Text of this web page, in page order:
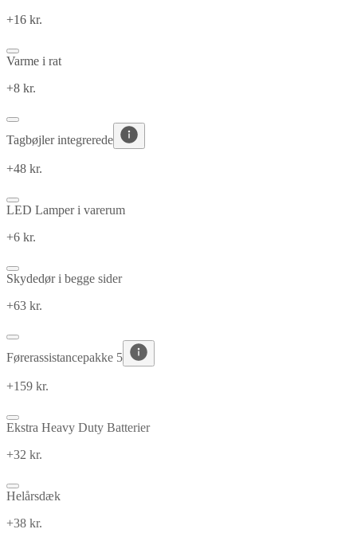
+16 kr.
Varme i rat
+8 kr.
Tagbøjler integrerede
+48 kr.
LED Lamper i varerum
+6 kr.
Skydedør i begge sider
+63 kr.
Førerassistancepakke 5
+159 kr.
Ekstra Heavy Duty Batterier
+32 kr.
Helårsdæk
+38 kr.